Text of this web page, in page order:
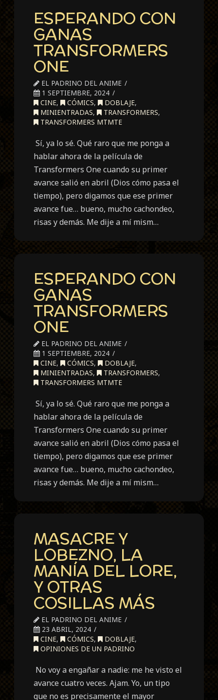
ESPERANDO CON
GANAS
TRANSFORMERS
ONE
EL PADRINO DEL ANIME
1 SEPTIEMBRE, 2024
CINE, CÓMICS, DOBLAJE,
MINIENTRADAS, TRANSFORMERS,
TRANSFORMERS MTMTE
Sí, ya lo sé. Qué raro que me ponga a
hablar ahora de la película de
Transformers One cuando su primer
avance salió en abril (Dios cómo pasa el
tiempo), pero digamos que ese primer
avance fue… bueno, mucho cachondeo,
risas y demás. Me dije a mí mism…
ESPERANDO CON
GANAS
TRANSFORMERS
ONE
EL PADRINO DEL ANIME
1 SEPTIEMBRE, 2024
CINE, CÓMICS, DOBLAJE,
MINIENTRADAS, TRANSFORMERS,
TRANSFORMERS MTMTE
Sí, ya lo sé. Qué raro que me ponga a
hablar ahora de la película de
Transformers One cuando su primer
avance salió en abril (Dios cómo pasa el
tiempo), pero digamos que ese primer
avance fue… bueno, mucho cachondeo,
risas y demás. Me dije a mí mism…
MASACRE Y
LOBEZNO, LA
MANÍA DEL LORE,
Y OTRAS
COSILLAS MÁS
EL PADRINO DEL ANIME
23 ABRIL, 2024
CINE, CÓMICS, DOBLAJE,
OPINIONES DE UN PADRINO
No voy a engañar a nadie: me he visto el
avance cuatro veces. Ajam. Yo, un tipo
que no es precisamente el mayor